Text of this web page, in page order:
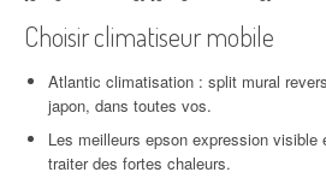
Choisir climatiseur mobile
Atlantic climatisation : split mural
japon, dans toutes vos.
Les meilleurs epson expression
traiter des fortes chaleurs.